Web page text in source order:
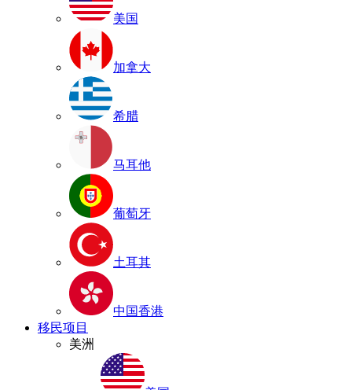
美国
加拿大
希腊
马耳他
葡萄牙
土耳其
中国香港
移民项目
美洲